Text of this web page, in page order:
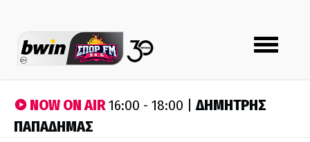
Toggle
navigation
NOW ON AIR16:00 - 18:00 |ΔΗΜΗΤΡΗΣ
ΠΑΠΑΔΗΜΑΣ